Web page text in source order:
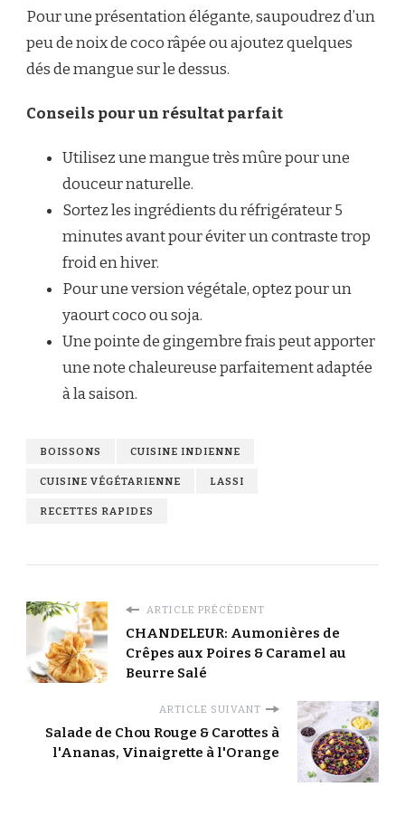
Pour une présentation élégante, saupoudrez d’un
peu de noix de coco râpée ou ajoutez quelques
dés de mangue sur le dessus.
Conseils pour un résultat parfait
Utilisez une mangue très mûre pour une
douceur naturelle.
Sortez les ingrédients du réfrigérateur 5
minutes avant pour éviter un contraste trop
froid en hiver.
Pour une version végétale, optez pour un
yaourt coco ou soja.
Une pointe de gingembre frais peut apporter
une note chaleureuse parfaitement adaptée
à la saison.
BOISSONS CUISINE INDIENNE
CUISINE VÉGÉTARIENNE LASSI
RECETTES RAPIDES
ARTICLE PRÉCÉDENT
CHANDELEUR: Aumonières de
Crêpes aux Poires & Caramel au
Beurre Salé
ARTICLE SUIVANT
Salade de Chou Rouge & Carottes à
l'Ananas, Vinaigrette à l'Orange